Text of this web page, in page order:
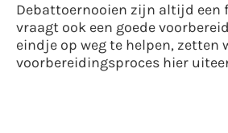
Debattoernooien zijn altijd een
vraagt ook een goede
eindje op weg te helpen, zetten
voorbereidingsproces hier